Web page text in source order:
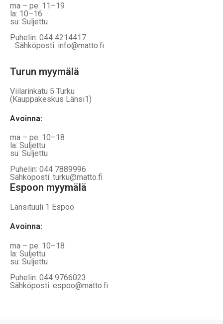
ma – pe: 11–19
la: 10–16
su: Suljettu
Puhelin: 044 4214417
Sähköposti: info@matto.fi
Turun myymälä
Viilarinkatu 5 Turku
(Kauppakeskus Länsi1)
Avoinna:
ma – pe: 10–18
la: Suljettu
su: Suljettu
Puhelin: 044 7889996
Sähköposti: turku@matto.fi
Espoon myymälä
Länsituuli 1 Espoo
Avoinna:
ma – pe: 10–18
la: Suljettu
su: Suljettu
Puhelin: 044 9766023
Sähköposti: espoo@matto.fi